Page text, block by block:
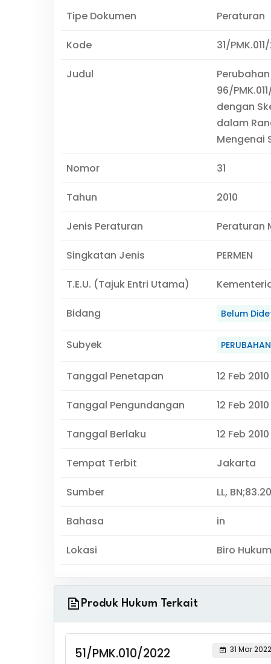
Tipe Dokumen Peraturan
Kode 31/
Judul
96/
dengan
dalam
Mengenai
Nomor 31
Tahun 2010
Jenis Peraturan Peraturan
Singkatan Jenis PERMEN
T.E.U. (Tajuk Entri Utama)
Bidang Belum
Subyek PERUBAHAN
Tanggal Penetapan 12 Feb 2010
Tanggal Pengundangan 12 Feb 2010
Tanggal Berlaku 12 Feb
Tempat Terbit Jakarta
Sumber LL,
Bahasa in
Lokasi Biro Hukum
Produk Hukum Terkait
51/PMK.010/2022
31 Mar 2022